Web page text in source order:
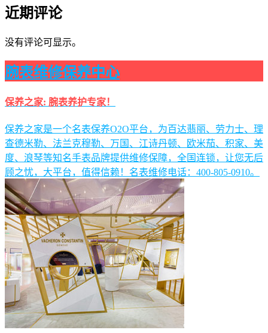
近期评论
没有评论可显示。
腕表维修保养中心
保养之家: 腕表养护专家！
保养之家是一个名表保养O2O平台，为百达翡丽、劳力士、理
查德米勒、法兰克穆勒、万国、江诗丹顿、欧米茄、积家、美
度、浪琴等知名手表品牌提供维修保障，全国连锁，让您无后
顾之忧，大平台，值得信赖！名表维修电话：400-805-0910。